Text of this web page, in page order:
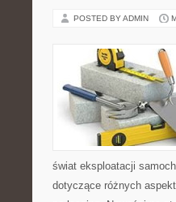
POSTED BY ADMIN
świat eksploatacji
dotyczące różnych